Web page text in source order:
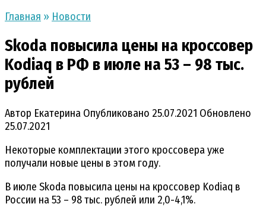
Главная » Новости
Skoda повысила цены на кроссовер
Kodiaq в РФ в июле на 53 – 98 тыс.
рублей
Автор Екатерина Опубликовано 25.07.2021 Обновлено
25.07.2021
Некоторые комплектации этого кроссовера уже
получали новые цены в этом году.
В июле Skoda повысила цены на кроссовер Kodiaq в
России на 53 – 98 тыс. рублей или 2,0-4,1%.